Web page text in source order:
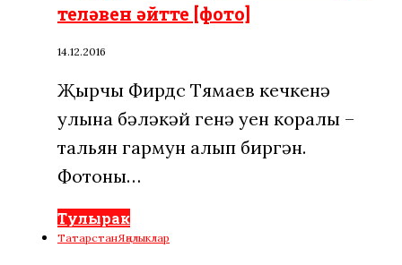
теләвен әйтте [фото]
14.12.2016
Җырчы Фирдүс Тямаев кечкенә
улына бәләкәй генә уен коралы –
тальян гармун алып биргән.
Фотоны…
Тулырак
ТатарстанЯңалыклар